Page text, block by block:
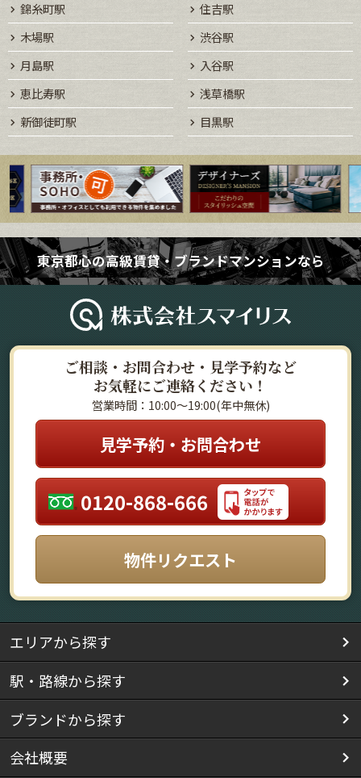
錦糸町駅
住吉駅
木場駅
渋谷駅
月島駅
入谷駅
恵比寿駅
浅草橋駅
新御徒町駅
目黒駅
東京都心の高級賃貸・ブランドマンションなら
ご相談・お問合わせ・見学予約など
お気軽にご連絡ください！
営業時間：10:00～19:00(年中無休)
見学予約・お問合わせ
0120-868-666
物件リクエスト
エリアから探す
駅・路線から探す
ブランドから探す
会社概要